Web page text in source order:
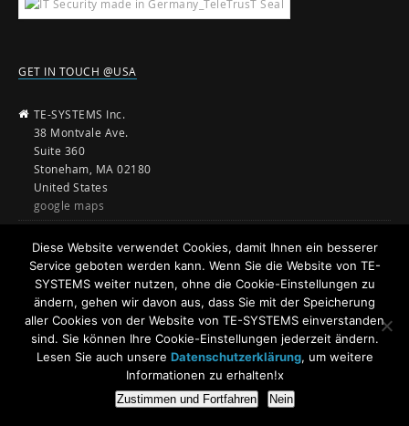
GET IN TOUCH @USA
TE-SYSTEMS Inc.
38 Montvale Ave.
Suite 360
Stoneham, MA 02180
United States
google maps
sales@te-systems.com
www.te-systems.com
Diese Website verwendet Cookies, damit Ihnen ein besserer
Service geboten werden kann. Wenn Sie die Website von TE-
SYSTEMS weiter nutzen, ohne die Cookie-Einstellungen zu
ändern, gehen wir davon aus, dass Sie mit der Speicherung
aller Cookies von der Website von TE-SYSTEMS einverstanden
sind. Sie können Ihre Cookie-Einstellungen jederzeit ändern.
Lesen Sie auch unsere Datenschutzerklärung, um weitere
Informationen zu erhalten!x
Zustimmen und Fortfahren Nein